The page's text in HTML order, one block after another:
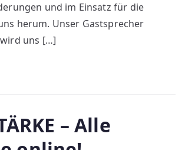
und im Einsatz für die
herum. Unser Gastsprecher
uns […]
– Alle